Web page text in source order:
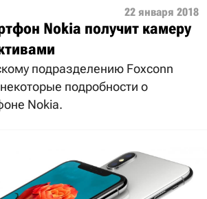
22 января 2018
Nokia получит камеру
подразделению Foxconn
подробности о
Nokia.